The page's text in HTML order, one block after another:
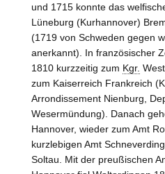
und 1715 konnte das
Lüneburg (Kurhannover)
(1719 von Schweden gegen
anerkannt). In französischer
1810 kurzzeitig zum Kgr.
zum Kaiserreich Frankreich
Arrondissement Nienburg,
Wesermündung). Danach
Hannover, wieder zum Amt
kurzlebigen Amt
Soltau . Mit der preußischen